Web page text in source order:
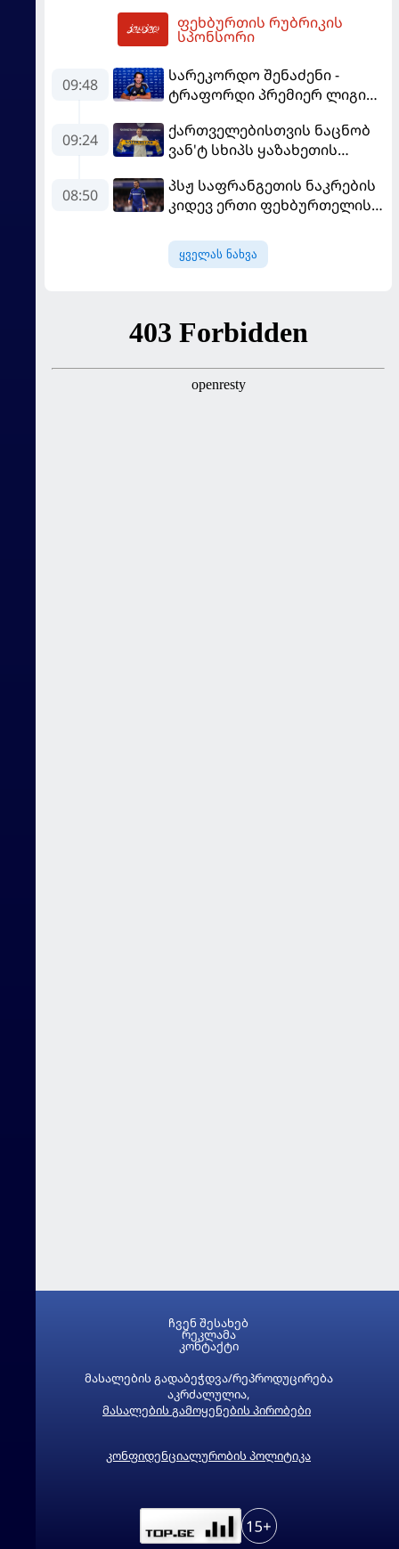
ფეხბურთის რუბრიკის
სპონსორი
09:48
სარეკორდო შენაძენი -
ტრაფორდი პრემიერ ლიგის
09:24
ქართველებისთვის ნაცნობ
ვან'ტ სხიპს ყაზახეთის
08:50
პსჟ საფრანგეთის ნაკრების
კიდევ ერთი ფეხბურთელის
ყველას ნახვა
მასალების გადაბეჭდვა/რეპროდუცირება
აკრძალულია,
მასალების გამოყენების პირობები
კონფიდენციალურობის პოლიტიკა
ჩვენ შესახებ
რეკლამა
კონტაქტი